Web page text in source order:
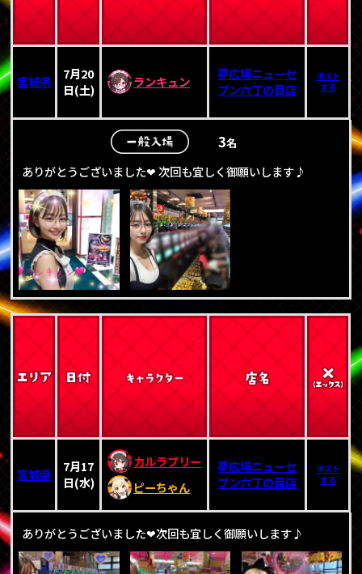
宮城県
7月20
日(土)
ランキュン
夢広場ニューセ
ブン六丁の目店
ポスト
する
3名
ありがとうございました❤ 次回も宜しく御願いします♪
宮城県
7月17
日(水)
カルラブリー
ピーちゃん
夢広場ニューセ
ブン六丁の目店
ポスト
する
ありがとうございました❤次回も宜しく御願いします♪